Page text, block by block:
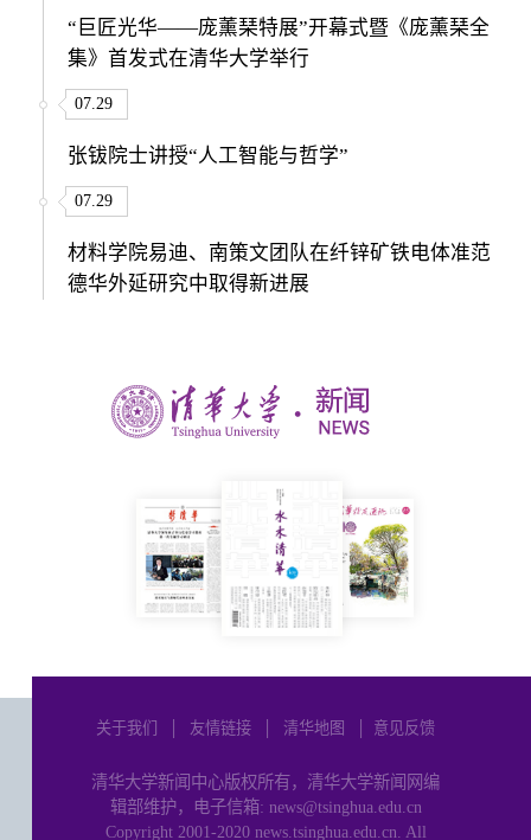
“巨匠光华——庞薰琹特展”开幕式暨《庞薰琹全
集》首发式在清华大学举行
07.29
张钹院士讲授“人工智能与哲学”
07.29
材料学院易迪、南策文团队在纤锌矿铁电体准范
德华外延研究中取得新进展
关于我们 友情链接 清华地图 意见反馈
清华大学新闻中心版权所有，清华大学新闻网编
辑部维护，电子信箱: news@tsinghua.edu.cn
Copyright 2001-2020 news.tsinghua.edu.cn. All